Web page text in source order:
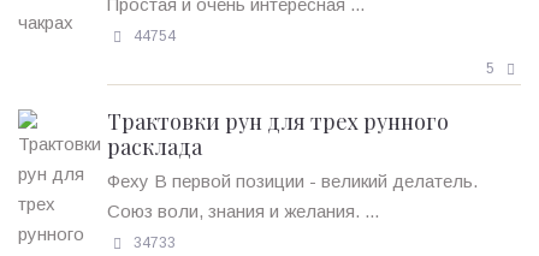
44754
5
Трактовки рун для трех рунного
расклада
Феху В первой позиции - великий делатель.
Союз воли, знания и желания. ...
34733